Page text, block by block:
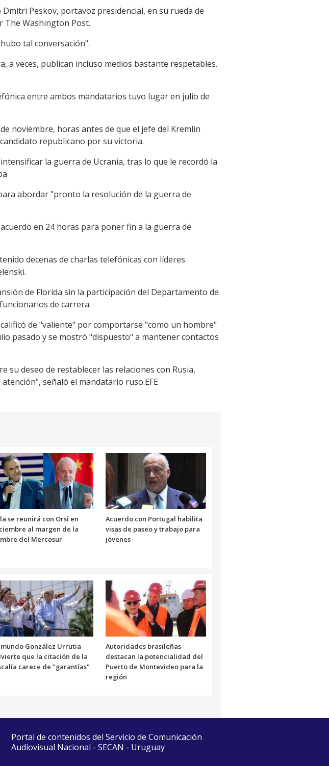
Peskov, portavoz presidencial, en su rueda de
The Washington Post.
tal conversación".
a veces, publican incluso medios bastante respetables.
entre ambos mandatarios tuvo lugar en julio de
noviembre, horas antes de que el jefe del Kremlin
republicano por su victoria.
la guerra de Ucrania, tras lo que le recordó la
abordar "pronto la resolución de la guerra de
en 24 horas para poner fin a la guerra de
decenas de charlas telefónicas con líderes
de Florida sin la participación del Departamento de
de carrera.
de "valiente" por comportarse "como un hombre"
pasado y se mostró "dispuesto" a mantener contactos
su deseo de restablecer las relaciones con Rusia,
señaló el mandatario ruso.EFE
se reunirá con Orsi en
al margen de la
del Mercosur
Acuerdo con Portugal habilita
visas de paseo y trabajo para
jóvenes
González Urrutia
que la citación de la
carece de "garantías"
Autoridades brasileñas
destacan la potencialidad del
Puerto de Montevideo para la
región
Portal de contenidos del Servicio de Comunicación
Audiovisual Nacional - SECAN - Uruguay